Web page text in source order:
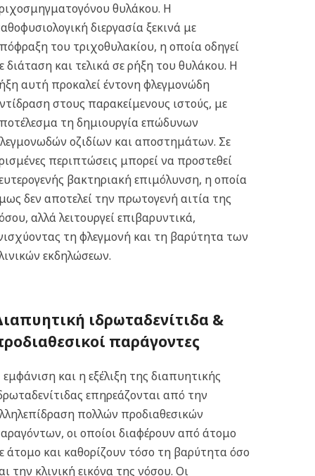
θυλάκου. Η
διεργασία ξεκινά με
του τριχοθυλακίου, η οποία οδηγεί
διάταση και τελικά σε ρήξη του θυλάκου. Η
αυτή προκαλεί έντονη φλεγμονώδη
στους παρακείμενους ιστούς, με
τη δημιουργία επώδυνων
οζιδίων και αποστημάτων. Σε
περιπτώσεις μπορεί να προστεθεί
βακτηριακή επιμόλυνση, η οποία
δεν αποτελεί την πρωτογενή αιτία της
αλλά λειτουργεί επιβαρυντικά,
τη φλεγμονή και τη βαρύτητα των
εκδηλώσεων.
ιδρωταδενίτιδα &
ροδιαθεσικοί παράγοντες
και η εξέλιξη της διαπυητικής
επηρεάζονται από την
πολλών προδιαθεσικών
οι οποίοι διαφέρουν από άτομο
άτομο και καθορίζουν τόσο τη βαρύτητα όσο
την κλινική εικόνα της νόσου. Οι